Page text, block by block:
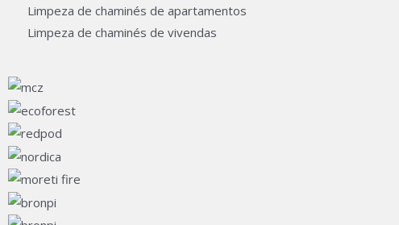
Limpeza de chaminés de apartamentos
Limpeza de chaminés de vivendas